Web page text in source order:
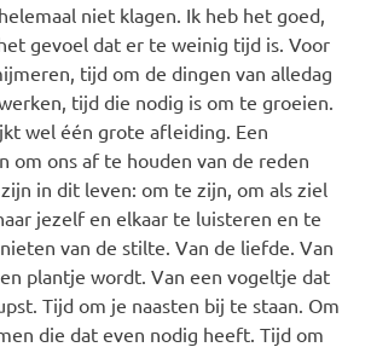
niet klagen. Ik heb het goed,
gevoel dat er te weinig tijd is. Voor
tijd om de dingen van alledag
tijd die nodig is om te groeien.
wel één grote afleiding. Een
om ons af te houden van de reden
in dit leven: om te zijn, om als ziel
jezelf en elkaar te luisteren en te
van de stilte. Van de liefde. Van
plantje wordt. Van een vogeltje dat
Tijd om je naasten bij te staan. Om
die dat even nodig heeft. Tijd om